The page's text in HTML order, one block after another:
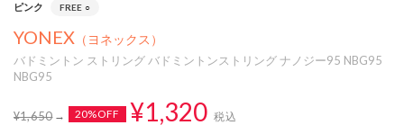
ピンク FREE ○
YONEX （ヨネックス）
バドミントン ストリング バドミントンストリング ナノジー95 NBG95
NBG95
¥1,650 20%OFF ¥1,320 税込